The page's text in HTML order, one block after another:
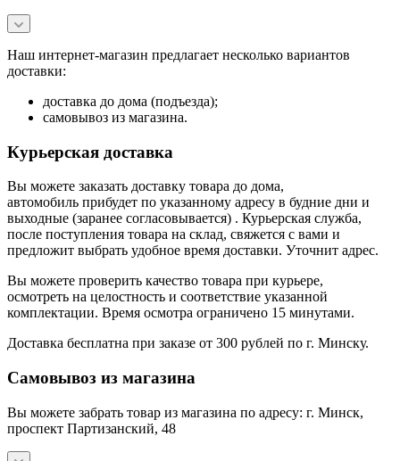
Наш интернет-магазин предлагает несколько вариантов
доставки:
доставка до дома (подъезда);
самовывоз из магазина.
Курьерская доставка
Вы можете заказать доставку товара до дома,
автомобиль прибудет по указанному адресу в будние дни и
выходные (заранее согласовывается) . Курьерская служба,
после поступления товара на склад, свяжется с вами и
предложит выбрать удобное время доставки. Уточнит адрес.
Вы можете проверить качество товара при курьере,
осмотреть на целостность и соответствие указанной
комплектации. Время осмотра ограничено 15 минутами.
Доставка бесплатна при заказе от 300 рублей по г. Минску.
Самовывоз из магазина
Вы можете забрать товар из магазина по адресу: г. Минск,
проспект Партизанский, 48